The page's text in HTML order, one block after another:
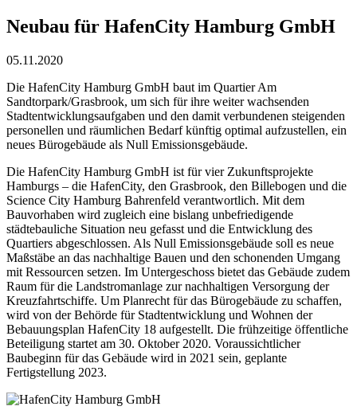
Neubau für HafenCity Hamburg GmbH
05.11.2020
Die HafenCity Hamburg GmbH baut im Quartier Am
Sandtorpark/Grasbrook, um sich für ihre weiter wachsenden
Stadtentwicklungsaufgaben und den damit verbundenen steigenden
personellen und räumlichen Bedarf künftig optimal aufzustellen, ein
neues Bürogebäude als Null Emissionsgebäude.
Die HafenCity Hamburg GmbH ist für vier Zukunftsprojekte
Hamburgs – die HafenCity, den Grasbrook, den Billebogen und die
Science City Hamburg Bahrenfeld verantwortlich. Mit dem
Bauvorhaben wird zugleich eine bislang unbefriedigende
städtebauliche Situation neu gefasst und die Entwicklung des
Quartiers abgeschlossen. Als Null Emissionsgebäude soll es neue
Maßstäbe an das nachhaltige Bauen und den schonenden Umgang
mit Ressourcen setzen. Im Untergeschoss bietet das Gebäude zudem
Raum für die Landstromanlage zur nachhaltigen Versorgung der
Kreuzfahrtschiffe. Um Planrecht für das Bürogebäude zu schaffen,
wird von der Behörde für Stadtentwicklung und Wohnen der
Bebauungsplan HafenCity 18 aufgestellt. Die frühzeitige öffentliche
Beteiligung startet am 30. Oktober 2020. Voraussichtlicher
Baubeginn für das Gebäude wird in 2021 sein, geplante
Fertigstellung 2023.